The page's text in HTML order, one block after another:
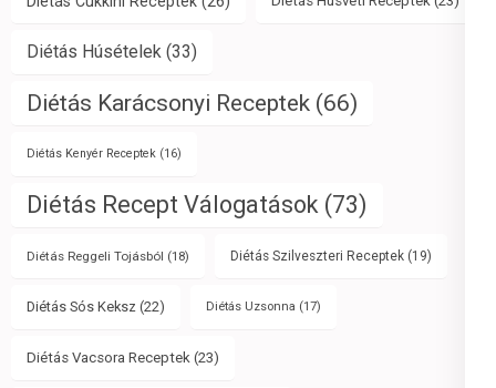
Diétás Húsételek (33)
Diétás Karácsonyi Receptek (66)
Diétás Kenyér Receptek (16)
Diétás Recept Válogatások (73)
Diétás Reggeli Tojásból (18) Diétás Szilveszteri Receptek (19)
Diétás Sós Keksz (22) Diétás Uzsonna (17)
Diétás Vacsora Receptek (23)